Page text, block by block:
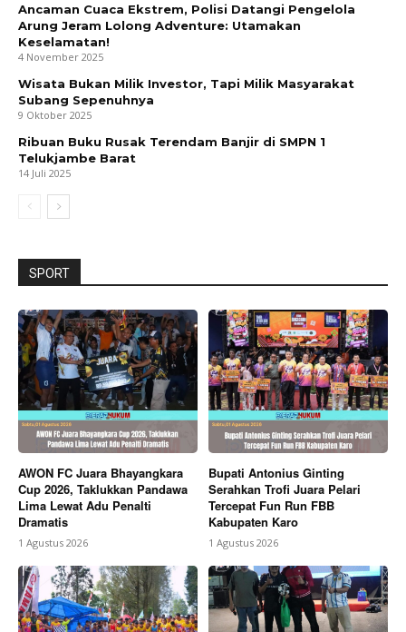
Ancaman Cuaca Ekstrem, Polisi Datangi Pengelola
Arung Jeram Lolong Adventure: Utamakan
Keselamatan!
4 November 2025
Wisata Bukan Milik Investor, Tapi Milik Masyarakat
Subang Sepenuhnya
9 Oktober 2025
Ribuan Buku Rusak Terendam Banjir di SMPN 1
Telukjambe Barat
14 Juli 2025
SPORT
AWON FC Juara Bhayangkara
Cup 2026, Taklukkan Pandawa
Lima Lewat Adu Penalti
Dramatis
1 Agustus 2026
Bupati Antonius Ginting
Serahkan Trofi Juara Pelari
Tercepat Fun Run FBB
Kabupaten Karo
1 Agustus 2026